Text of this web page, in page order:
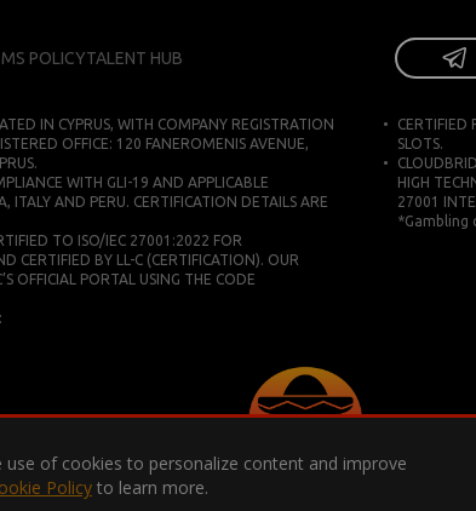
POLICYTALENT HUB
IN CYPRUS, WITH COMPANY REGISTRATION
OFFICE: 120 FANEROMENIS AVENUE,
WITH GLI-19 AND APPLICABLE
ITALY AND PERU. CERTIFICATION DETAILS ARE
TO ISO/IEC 27001:2022 FOR
CERTIFIED BY LL-C (CERTIFICATION). OUR
OFFICIAL PORTAL USING THE CODE
CERTIFIED
SLOTS.
HIGH
27001
*Gambling
use of cookies to personalize content and improve
Policyto learn more.